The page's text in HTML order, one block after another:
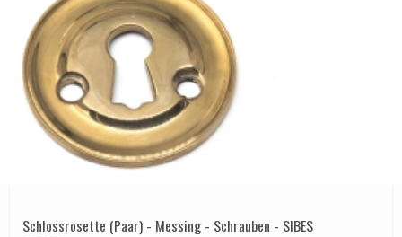
Schlossrosette (Paar) - Messing - Schrauben - SIBES